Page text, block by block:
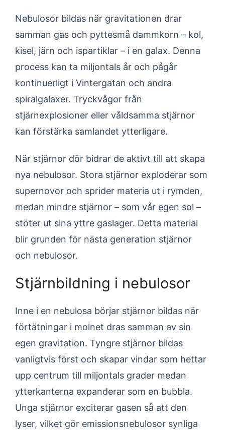
Nebulosor bildas när gravitationen drar
samman gas och pyttesmå dammkorn – kol,
kisel, järn och ispartiklar – i en galax. Denna
process kan ta miljontals år och pågår
kontinuerligt i Vintergatan och andra
spiralgalaxer. Tryckvågor från
stjärnexplosioner eller våldsamma stjärnor
kan förstärka samlandet ytterligare.
När stjärnor dör bidrar de aktivt till att skapa
nya nebulosor. Stora stjärnor exploderar som
supernovor och sprider materia ut i rymden,
medan mindre stjärnor – som vår egen sol –
stöter ut sina yttre gaslager. Detta material
blir grunden för nästa generation stjärnor
och nebulosor.
Stjärnbildning i nebulosor
Inne i en nebulosa börjar stjärnor bildas när
förtätningar i molnet dras samman av sin
egen gravitation. Tyngre stjärnor bildas
vanligtvis först och skapar vindar som hettar
upp centrum till miljontals grader medan
ytterkanterna expanderar som en bubbla.
Unga stjärnor exciterar gasen så att den
lyser, vilket gör emissionsnebulosor synliga